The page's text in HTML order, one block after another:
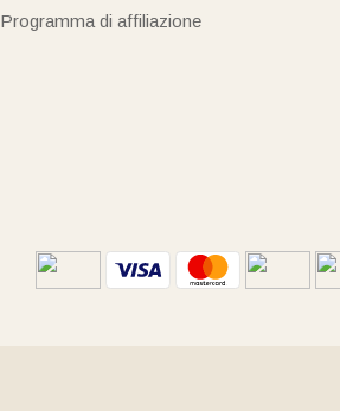
Programma di affiliazione